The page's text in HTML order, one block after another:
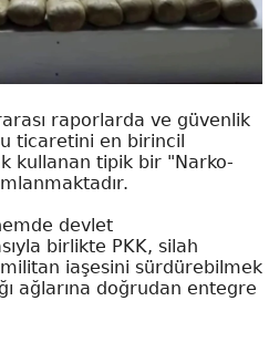
raporlarda ve güvenlik
ticaretini en birincil
kullanan tipik bir "Narko-
devlet
birlikte PKK, silah
iaşesini sürdürebilmek
ağlarına doğrudan entegre